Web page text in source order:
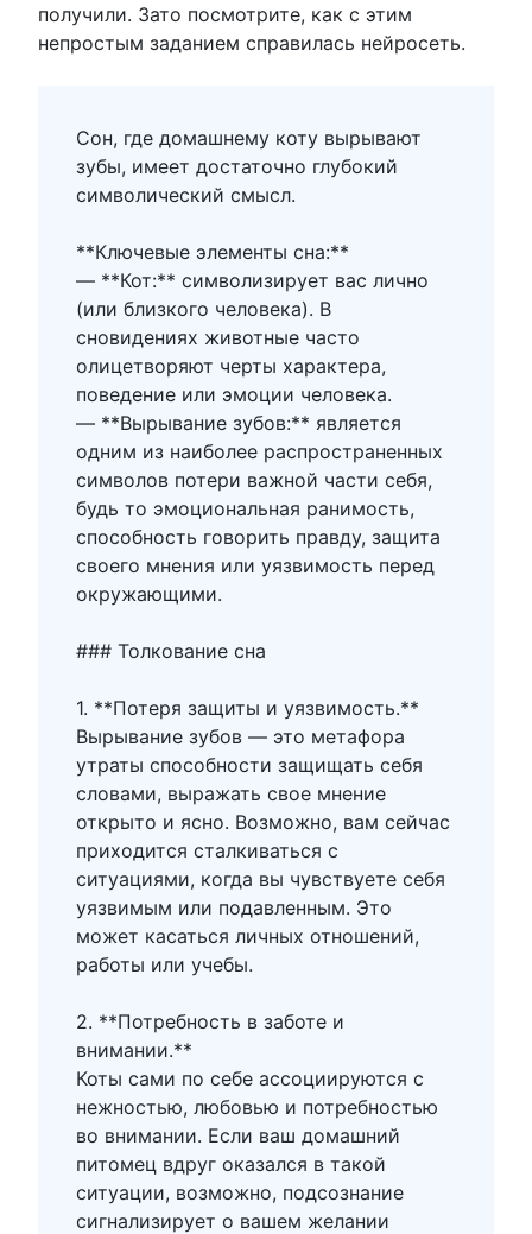
получили. Зато посмотрите, как с этим
непростым заданием справилась нейросеть.
Сон, где домашнему коту вырывают
зубы, имеет достаточно глубокий
символический смысл.
**Ключевые элементы сна:**
— **Кот:** символизирует вас лично
(или близкого человека). В
сновидениях животные часто
олицетворяют черты характера,
поведение или эмоции человека.
— **Вырывание зубов:** является
одним из наиболее распространенных
символов потери важной части себя,
будь то эмоциональная ранимость,
способность говорить правду, защита
своего мнения или уязвимость перед
окружающими.
### Толкование сна
1. **Потеря защиты и уязвимость.**
Вырывание зубов — это метафора
утраты способности защищать себя
словами, выражать свое мнение
открыто и ясно. Возможно, вам сейчас
приходится сталкиваться с
ситуациями, когда вы чувствуете себя
уязвимым или подавленным. Это
может касаться личных отношений,
работы или учебы.
2. **Потребность в заботе и
внимании.**
Коты сами по себе ассоциируются с
нежностью, любовью и потребностью
во внимании. Если ваш домашний
питомец вдруг оказался в такой
ситуации, возможно, подсознание
сигнализирует о вашем желании